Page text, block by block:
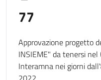
77
Approvazione progetto
INSIEME" da tenersi
Interamna nei giorni